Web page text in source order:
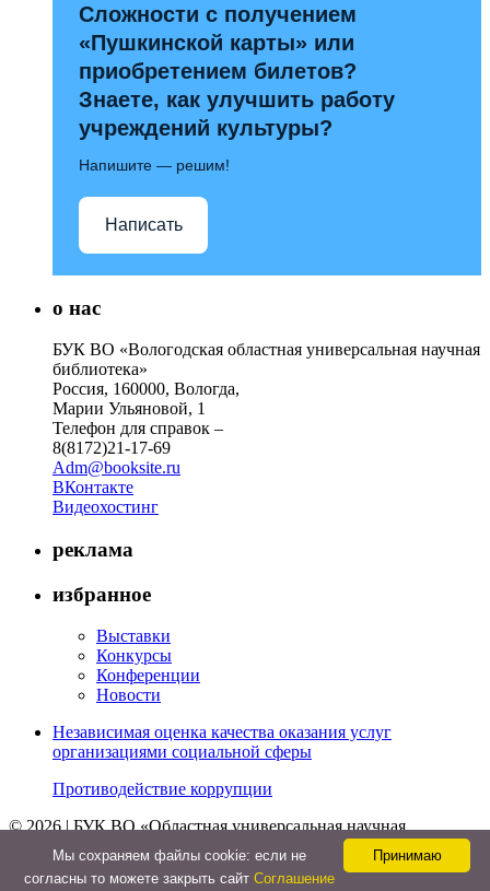
Сложности с получением
«Пушкинской карты» или
приобретением билетов?
Знаете, как улучшить работу
учреждений культуры?
Напишите — решим!
Написать
о нас
БУК ВО «Вологодская областная универсальная научная
библиотека»
Россия, 160000, Вологда,
Марии Ульяновой, 1
Телефон для справок –
8(8172)21-17-69
Adm@booksite.ru
ВКонтакте
Видеохостинг
реклама
избранное
Выставки
Конкурсы
Конференции
Новости
Независимая оценка качества оказания услуг
организациями социальной сферы
Противодействие коррупции
© 2026 | БУК ВО «Областная универсальная научная
библиотека»
Принимаю
Мы cохраняем файлы cookie: если не
согласны то можете закрыть сайт Соглашение